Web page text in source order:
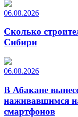
06.08.2026
Сколько
Сибири
06.08.2026
В Абакане
наживавшимся
смартфонов